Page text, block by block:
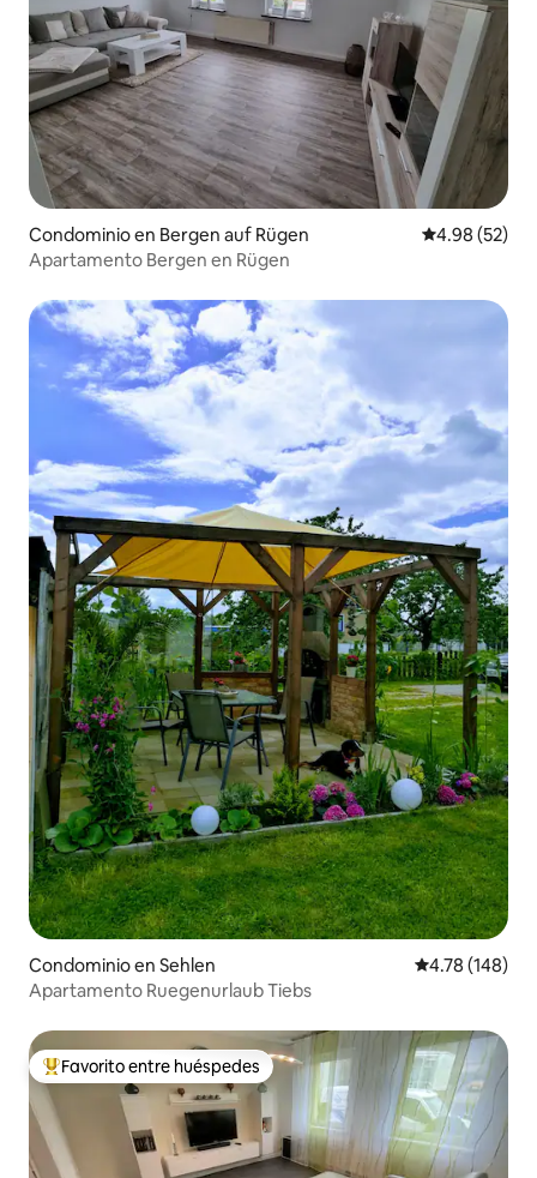
Condominio en Bergen auf Rügen Calificación
4.98 (52)
Apartamento Bergen en Rügen
Condominio en Sehlen Calificación
4.78 (148)
Apartamento Ruegenurlaub Tiebs
De los mejores en Favorito entre huéspedes
Favorito entre huéspedes